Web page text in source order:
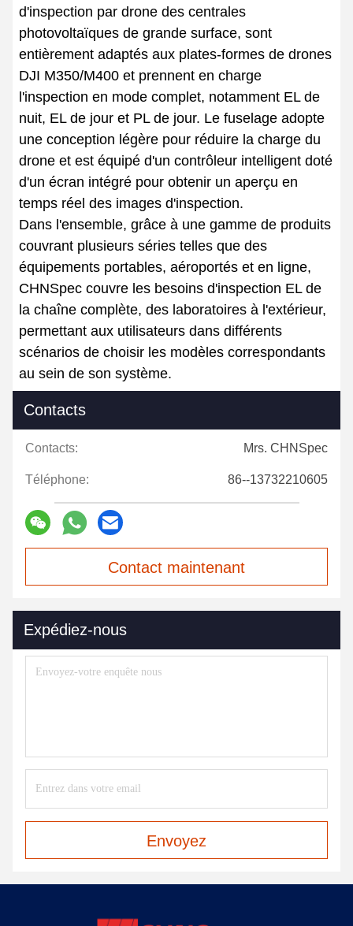
d'inspection par drone des centrales
photovoltaïques de grande surface, sont
entièrement adaptés aux plates-formes de drones
DJI M350/M400 et prennent en charge
l'inspection en mode complet, notamment EL de
nuit, EL de jour et PL de jour. Le fuselage adopte
une conception légère pour réduire la charge du
drone et est équipé d'un contrôleur intelligent doté
d'un écran intégré pour obtenir un aperçu en
temps réel des images d'inspection.
Dans l'ensemble, grâce à une gamme de produits
couvrant plusieurs séries telles que des
équipements portables, aéroportés et en ligne,
CHNSpec couvre les besoins d'inspection EL de
la chaîne complète, des laboratoires à l'extérieur,
permettant aux utilisateurs dans différents
scénarios de choisir les modèles correspondants
au sein de son système.
Contacts
Contacts: Mrs. CHNSpec
Téléphone: 86--13732210605
Contact maintenant
Expédiez-nous
Envoyez